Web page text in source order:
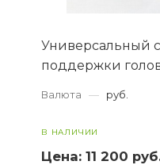
Универсальный
поддержки
Валюта — руб.
В НАЛИЧИИ
Цена: 11 200